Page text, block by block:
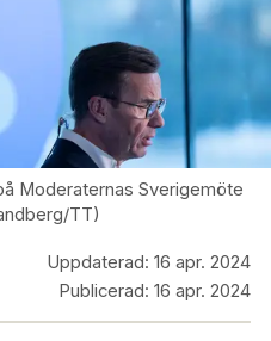
Moderaternas Sverigemöte
TT)
Uppdaterad: 16 apr. 2024
Publicerad: 16 apr. 2024